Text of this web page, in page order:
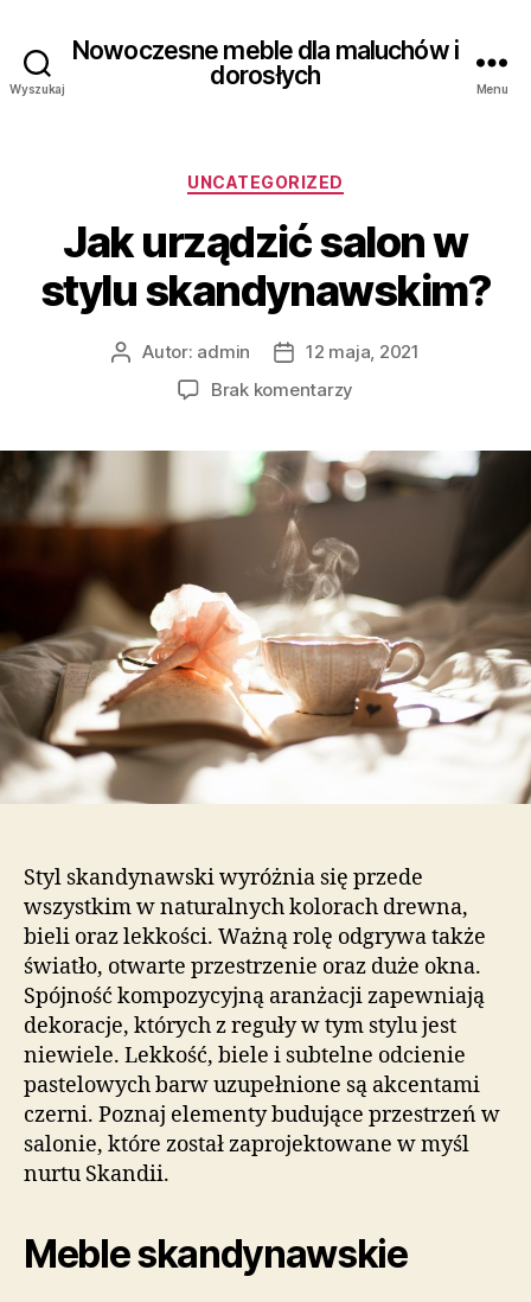
Wyszukaj
Nowoczesne meble dla maluchów i
dorosłych
Menu
Kategorie
UNCATEGORIZED
Jak urządzić salon w
stylu skandynawskim?
AutorAutor: admin
Data12 maja, 2021
Brak komentarzy
salon
w
skandynawskim?
Styl skandynawski wyróżnia się przede
wszystkim w naturalnych kolorach drewna,
bieli oraz lekkości. Ważną rolę odgrywa także
światło, otwarte przestrzenie oraz duże okna.
Spójność kompozycyjną aranżacji zapewniają
dekoracje, których z reguły w tym stylu jest
niewiele. Lekkość, biele i subtelne odcienie
pastelowych barw uzupełnione są akcentami
czerni. Poznaj elementy budujące przestrzeń w
salonie, które został zaprojektowane w myśl
nurtu Skandii.
Meble skandynawskie